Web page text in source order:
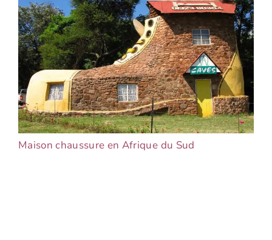
Maison chaussure en Afrique du Sud